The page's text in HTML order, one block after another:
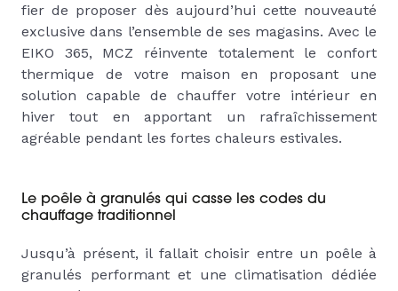
fier de proposer dès aujourd’hui cette nouveauté
exclusive dans l’ensemble de ses magasins. Avec le
EIKO 365, MCZ réinvente totalement le confort
thermique de votre maison en proposant une
solution capable de chauffer votre intérieur en
hiver tout en apportant un rafraîchissement
agréable pendant les fortes chaleurs estivales.
Le poêle à granulés qui casse les codes du
chauffage traditionnel
Jusqu’à présent, il fallait choisir entre un poêle à
granulés performant et une climatisation dédiée